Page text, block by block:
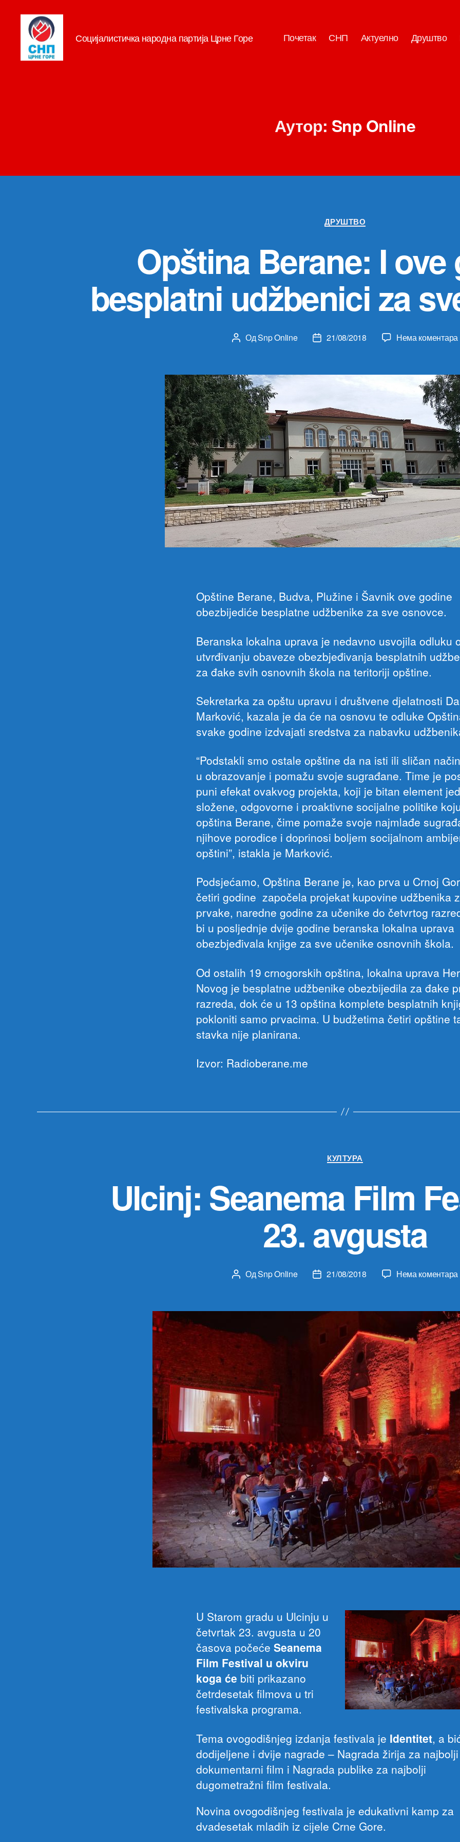
Социјалистичка народна партија Црне Горе Почетак СНП Актуелно Друштво
Аутор: Snp Online
Категорије
ДРУШТВО
Opština Berane: I ove
besplatni udžbenici za
Аутор
ОдSnp Online
Датум
21/08/2018 Нема коментара
I
Opštine Berane, Budva, Plužine i Šavnik ove godine
obezbijediće besplatne udžbenike za sve osnovce.
Beranska lokalna uprava je nedavno usvojila odluku
utvrđivanju obaveze obezbjeđivanja besplatnih
za đake svih osnovnih škola na teritoriji opštine.
Sekretarka za opštu upravu i društvene djelatnosti
Marković, kazala je da će na osnovu te odluke
svake godine izdvajati sredstva za nabavku
“Podstakli smo ostale opštine da na isti ili sličan
u obrazovanje i pomažu svoje sugrađane. Time je
puni efekat ovakvog projekta, koji je bitan element
složene, odgovorne i proaktivne socijalne politike
opština Berane, čime pomaže svoje najmlađe
njihove porodice i doprinosi boljem socijalnom
opštini”, istakla je Marković.
Podsjećamo, Opština Berane je, kao prva u Crnoj
četiri godine započela projekat kupovine udžbenika
prvake, naredne godine za učenike do četvrtog
bi u posljednje dvije godine beranska lokalna uprava
obezbjeđivala knjige za sve učenike osnovnih škola.
Od ostalih 19 crnogorskih opština, lokalna uprava
Novog je besplatne udžbenike obezbijedila za đake
razreda, dok će u 13 opština komplete besplatnih
pokloniti samo prvacima. U budžetima četiri opštine
stavka nije planirana.
Izvor: Radioberane.me
Категорије
КУЛТУРА
Ulcinj: Seanema Film
23. avgusta
Аутор
ОдSnp Online
Датум
21/08/2018 Нема коментара
U Starom gradu u Ulcinju u
četvrtak 23. avgusta u 20
časova počeće Seanema
Film Festival u okviru
koga će biti prikazano
četrdesetak filmova u tri
festivalska programa.
Tema ovogodišnjeg izdanja festivala je Identitet, a
dodijeljene i dvije nagrade – Nagrada žirija za
dokumentarni film i Nagrada publike za najbolji
dugometražni film festivala.
Novina ovogodišnjeg festivala je edukativni kamp za
dvadesetak mladih iz cijele Crne Gore.